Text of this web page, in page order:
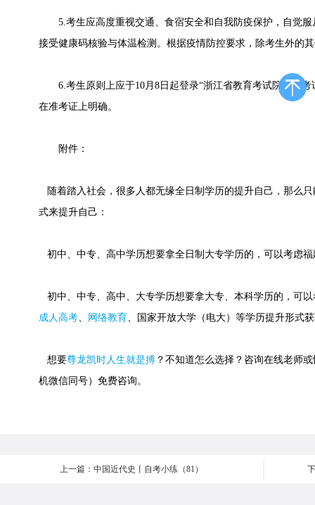
5.考生应高度重视交通、食宿安全和自我防疫保护，自觉服
接受健康码核验与体温检测。根据疫情防控要求，除考生外的
6.考生原则上应于10月8日起登录“浙江省教育考试院自学考
在准考证上明确。
附件：
随着踏入社会，很多人都无缘全日制学历的提升自己，那么
式来提升自己：
初中、中专、高中学历想要拿全日制大专学历的，可以考虑福
初中、中专、高中、大专学历想要拿大专、本科学历的，可
成人高考、 网络教育、国家开放大学（电大）等学历提升形式
想要尊龙凯时人生就是搏 ？不知道怎么选择？咨询在线老师
机微信同号）免费咨询。
上一篇：中国近代史丨自考小练（81）